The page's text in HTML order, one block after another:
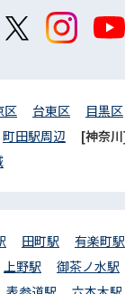
区 台東区 目黒区
町田駅周辺 [神奈
田町駅 有楽町駅
上野駅 御茶ノ水駅